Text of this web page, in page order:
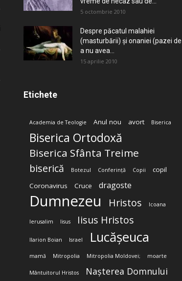
5 octombrie 2010
Despre păcatul malahiei
(masturbării) şi onaniei (pazei de
a nu avea...
15 aprilie 2010
Etichete
Academia de Teologie Anul nou avort Biserica
Biserica Ortodoxă
Biserica Sfânta Treime
biserică Botezul Conferință Copii
copil
Coronavirus
Cruce dragoste
Dumnezeu Hristos Icoana
Ierusalim Iisus Iisus Hristos
Ilarion Boian Israel Lucășeuca
mamă Mitropolia Mitropolia Moldovei; moarte
Mântuitorul Hristos Nașterea Domnului